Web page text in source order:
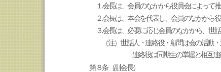
１ .会長は、会員のなかから役員会によって
２.会長は、本会を代表し、会員のなかから
３.会長は、必要に応じ会員のなかから、世
（注）世話人・連絡役・顧問は会の活動
連絡役は同期生の掌握と相互連
第８条（副会長）